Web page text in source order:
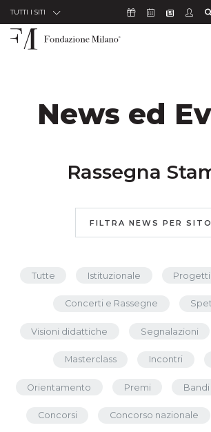
Skip to Content
TUTTI I SITI Icona Sostienici
Icona Calendario
Icona
News ed
Rassegna
FILTRA NEWS PER SITO
Tutte Istituzionale Progetti
Concerti e Rassegne
Visioni didattiche Segnalazioni
Masterclass Incontri
Orientamento Premi
Concorsi Concorso nazionale